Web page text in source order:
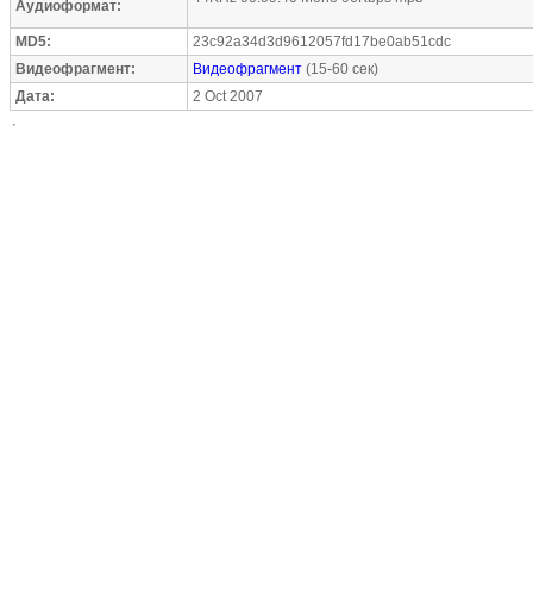
Аудиоформат:
MD5:
23c92a34d3d9612057fd17be0ab51cdc
Видеофрагмент:
Видеофрагмент (15-60 сек)
Дата:
2 Oct 2007